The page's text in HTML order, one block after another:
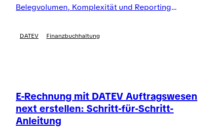
Belegvolumen, Komplexität und Reporting
Schritt für Schritt.
DATEV Finanzbuchhaltung
E-Rechnung mit DATEV Auftragswesen
next erstellen: Schritt-für-Schritt-
Anleitung